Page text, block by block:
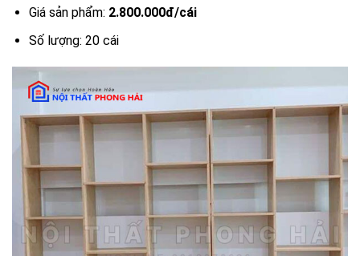
Giá sản phẩm: 2.800.000đ/cái
Số lượng: 20 cái